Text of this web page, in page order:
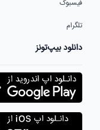
فیسبوک
تلگرام
دانلود بیپ‌تونز